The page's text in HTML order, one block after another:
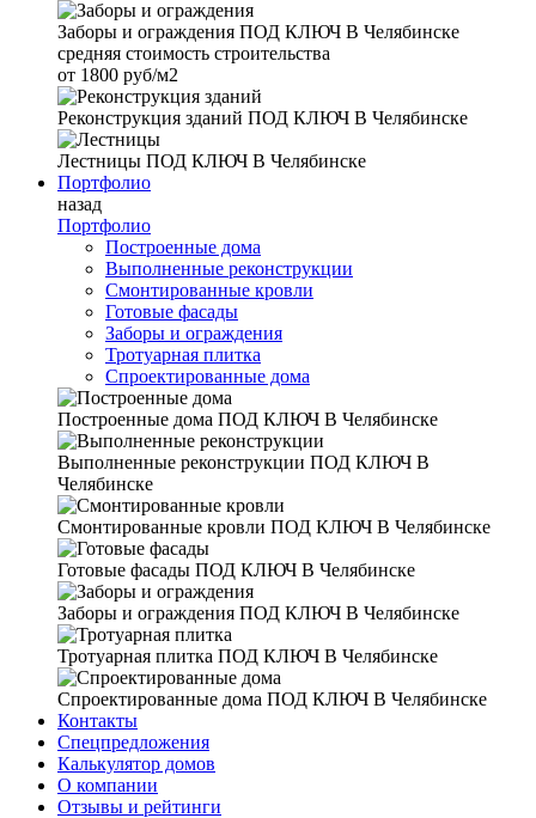
Заборы и ограждения ПОД КЛЮЧ В Челябинске
средняя стоимость строительства
от 1800 руб/м2
Реконструкция зданий ПОД КЛЮЧ В Челябинске
Лестницы ПОД КЛЮЧ В Челябинске
Портфолио
назад
Портфолио
Построенные дома
Выполненные реконструкции
Смонтированные кровли
Готовые фасады
Заборы и ограждения
Тротуарная плитка
Спроектированные дома
Построенные дома ПОД КЛЮЧ В Челябинске
Выполненные реконструкции ПОД КЛЮЧ В
Челябинске
Смонтированные кровли ПОД КЛЮЧ В Челябинске
Готовые фасады ПОД КЛЮЧ В Челябинске
Заборы и ограждения ПОД КЛЮЧ В Челябинске
Тротуарная плитка ПОД КЛЮЧ В Челябинске
Спроектированные дома ПОД КЛЮЧ В Челябинске
Контакты
Спецпредложения
Калькулятор домов
О компании
Отзывы и рейтинги